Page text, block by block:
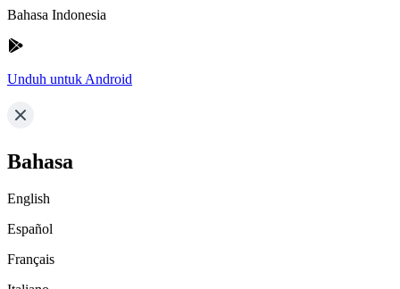
Bahasa Indonesia
Unduh untuk Android
Bahasa
English
Español
Français